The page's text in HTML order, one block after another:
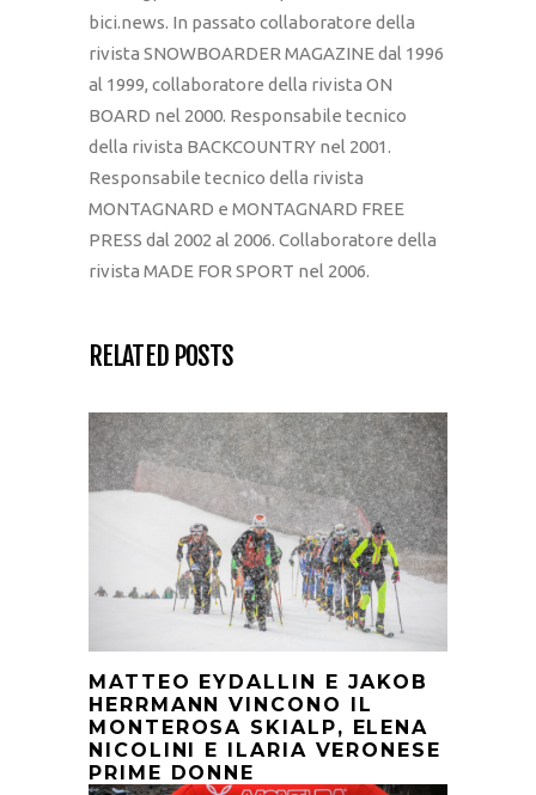
bici.news. In passato collaboratore della
rivista SNOWBOARDER MAGAZINE dal 1996
al 1999, collaboratore della rivista ON
BOARD nel 2000. Responsabile tecnico
della rivista BACKCOUNTRY nel 2001.
Responsabile tecnico della rivista
MONTAGNARD e MONTAGNARD FREE
PRESS dal 2002 al 2006. Collaboratore della
rivista MADE FOR SPORT nel 2006.
RELATED POSTS
MATTEO EYDALLIN E JAKOB
HERRMANN VINCONO IL
MONTEROSA SKIALP, ELENA
NICOLINI E ILARIA VERONESE
PRIME DONNE